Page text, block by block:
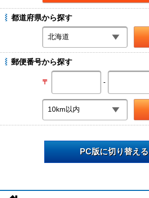
都道府県から探す
郵便番号から探す
〒 -
PC版に切り替える